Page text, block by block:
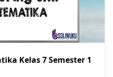
Kelas 7 Semester 1